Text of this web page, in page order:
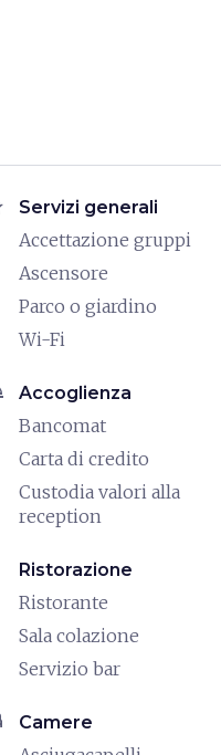
Servizi generali
Accettazione gruppi
Ascensore
Parco o giardino
Wi-Fi
Accoglienza
Bancomat
Carta di credito
Custodia valori alla
reception
Ristorazione
Ristorante
Sala colazione
Servizio bar
Camere